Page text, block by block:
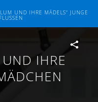
UND IHRE MÄDELS“ JUNGE
IHRE